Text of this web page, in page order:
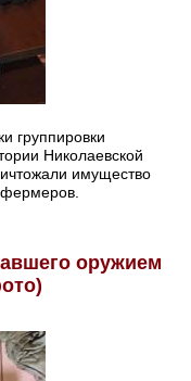
группировки
Николаевской
имущество
оружием